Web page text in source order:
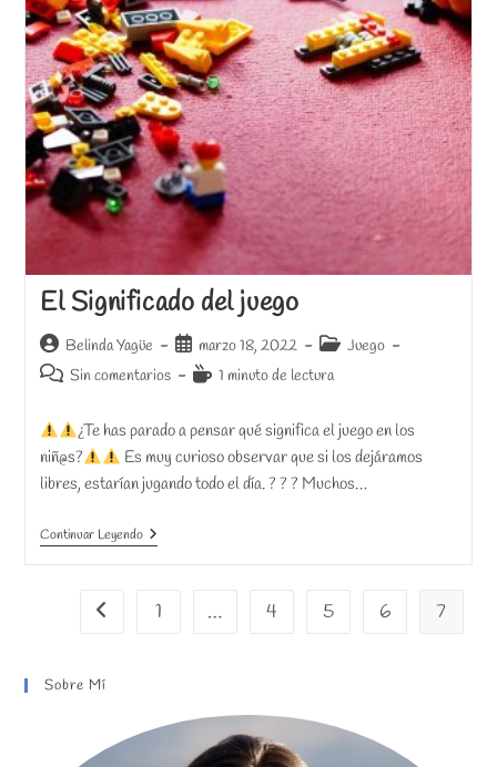
El Significado del juego
Autor
de
Belinda Yagüe
Publicación
marzo 18, 2022
Categoría
de
Juego
Comentarios
la
entrada:
Sin comentarios
Tiempo1 minuto de lectura
¿Te has parado a pensar qué significa el juego en los
niñ@s?
Es muy curioso observar que si los dejáramos
libres, estarían jugando todo el día. ? ? ? Muchos…
Continuar LeyendoEl
Significado
Ir a la página anterior
1 … 4 5 6 7
Sobre Mí